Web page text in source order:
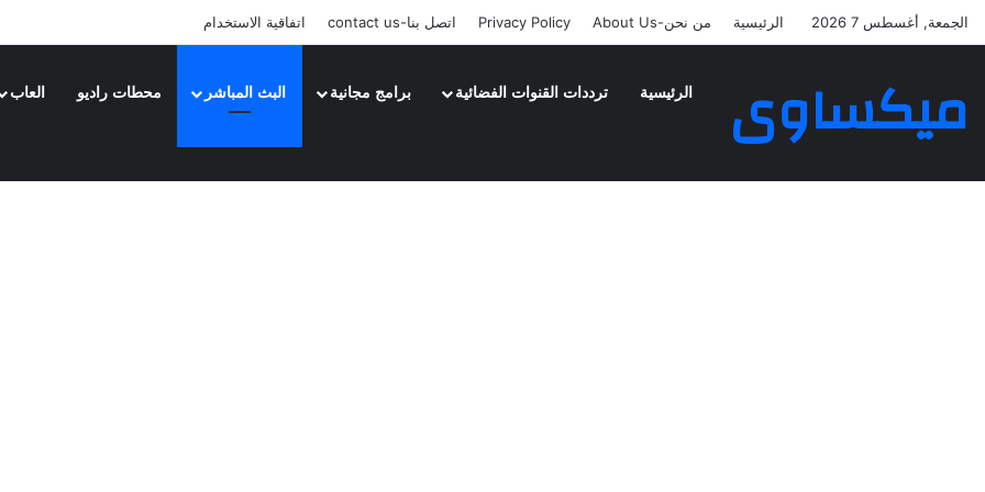
الجمعة, أغسطس 7 2026 الرئيسية من نحن-About Us Privacy Policy اتصل بنا-contact us اتفاقية الاستخدام
ميكساوى الرئيسية ترددات القنوات الفضائية برامج مجانية البث المباشر محطات راديو العاب